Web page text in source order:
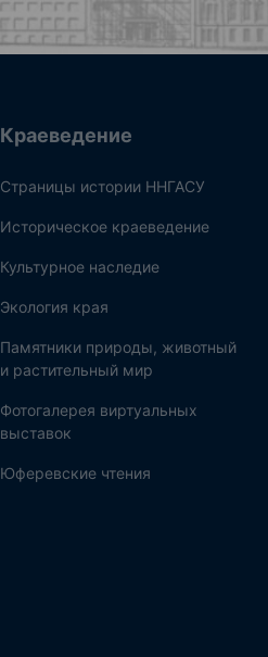
Краеведение
Страницы истории ННГАСУ
Историческое краеведение
Культурное наследие
Экология края
Памятники природы, животный
и растительный мир
Фотогалерея виртуальных
выставок
Юферевские чтения